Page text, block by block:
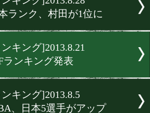
OPBF、井上と村田が1位
[ランキング]2013.8.29
WBOランク、初の日本人
[ランキング]2013.8.28